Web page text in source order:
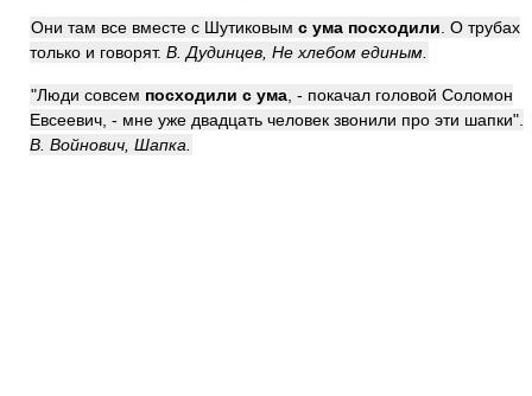
Они там все вместе с Шутиковым с ума посходили . О трубах
только и говорят. В. Дудинцев, Не хлебом единым.
"Люди совсем посходили с ума , - покачал головой Соломон
Евсеевич, - мне уже двадцать человек звонили про эти шапки".
В. Войнович, Шапка.